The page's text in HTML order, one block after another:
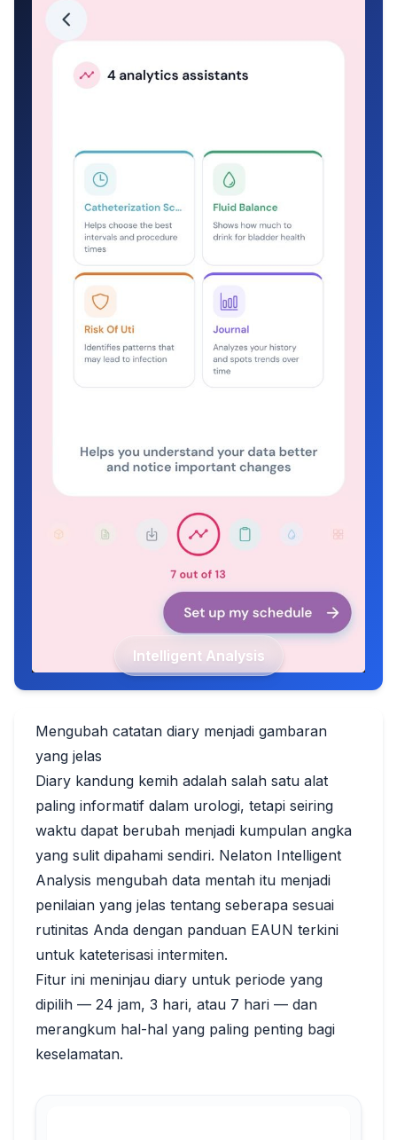
Intelligent Analysis
Mengubah catatan diary menjadi gambaran
yang jelas
Diary kandung kemih adalah salah satu alat
paling informatif dalam urologi, tetapi seiring
waktu dapat berubah menjadi kumpulan angka
yang sulit dipahami sendiri. Nelaton Intelligent
Analysis mengubah data mentah itu menjadi
penilaian yang jelas tentang seberapa sesuai
rutinitas Anda dengan panduan EAUN terkini
untuk kateterisasi intermiten.
Fitur ini meninjau diary untuk periode yang
dipilih — 24 jam, 3 hari, atau 7 hari — dan
merangkum hal-hal yang paling penting bagi
keselamatan.